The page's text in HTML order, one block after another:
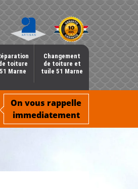
toiture
51 Marne
Changement
de toiture et
tuile 51 Marne
On vous rappelle
immediatement